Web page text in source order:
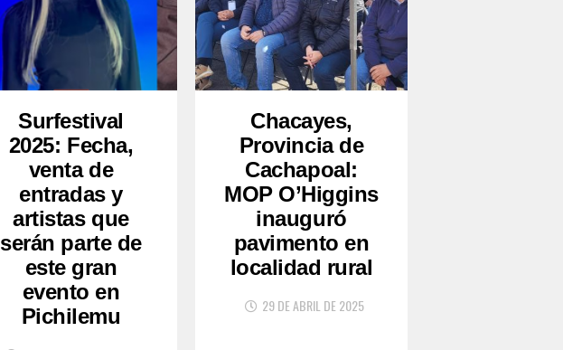
Surfestival
2025: Fecha,
venta de
entradas y
artistas que
serán parte de
este gran
evento en
Pichilemu
Chacayes,
Provincia de
Cachapoal:
MOP O’Higgins
inauguró
pavimento en
localidad rural
29 DE ABRIL DE 2025